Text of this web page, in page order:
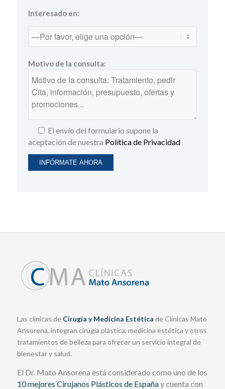
Interesado en:
Motivo de la consulta:
El envío del formulario supone la
aceptación de nuestra Política de Privacidad
Las clínicas de Cirugía y Medicina Estética de Clínicas Mato
Ansorena, integran cirugía plástica, medicina estética y otros
tratamientos de belleza para ofrecer un servicio integral de
bienestar y salud.
El Dr. Mato Ansorena está considerado como uno de los
10 mejores Cirujanos Plásticos de Españay cuenta con